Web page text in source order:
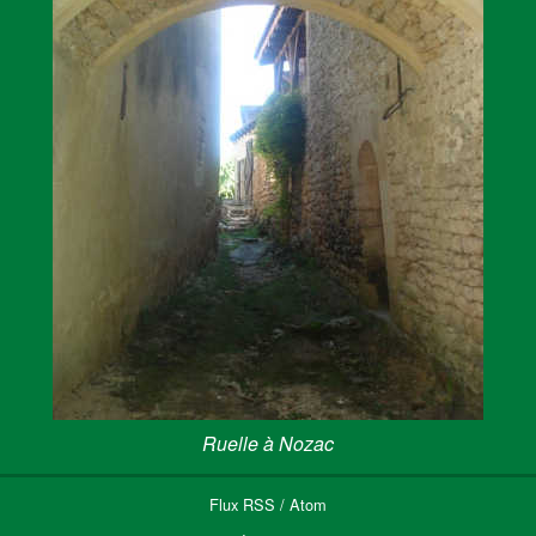
Ruelle à Nozac
Flux RSS / Atom